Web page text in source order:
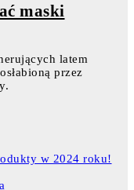
maski
latem
przez
w 2024 roku!